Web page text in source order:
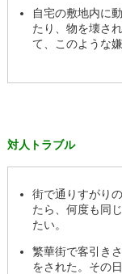
自宅の敷地内に
たり、物を壊さ
て、このような
対人トラブル
街で通りすがり
たら、何度も同
たい。
繁華街で客引き
をされた。その